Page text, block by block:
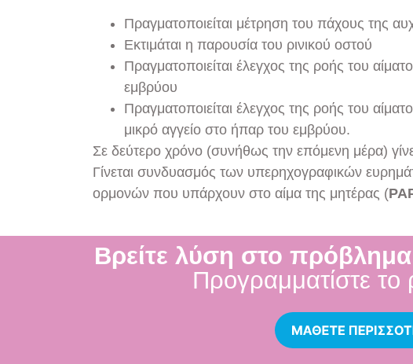
Πραγματοποιείται μέτρηση του πάχους της
Εκτιμάται η παρουσία του ρινικού οστού
Πραγματοποιείται έλεγχος της ροής του
εμβρύου
Πραγματοποιείται έλεγχος της ροής του
μικρό αγγείο στο ήπαρ του εμβρύου.
Σε δεύτερο χρόνο (συνήθως την επόμενη μέρα)
Γίνεται συνδυασμός των υπερηχογραφικών
ορμονών που υπάρχουν στο αίμα της μητέρας (
Βρείτε λύση στο
Προγραμματίστε το